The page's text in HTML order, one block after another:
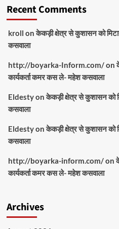
Recent Comments
kroll onकेकड़ी क्षेत्र से कुशासन को
कसवाला
http://boyarka-Inform.com/on
कार्यकर्ता कमर कस ले- महेश कसवाला
Eldestyonकेकड़ी क्षेत्र से कुशासन को
कसवाला
Eldestyonकेकड़ी क्षेत्र से कुशासन को
कसवाला
http://boyarka-inform.com/on
कार्यकर्ता कमर कस ले- महेश कसवाला
Archives